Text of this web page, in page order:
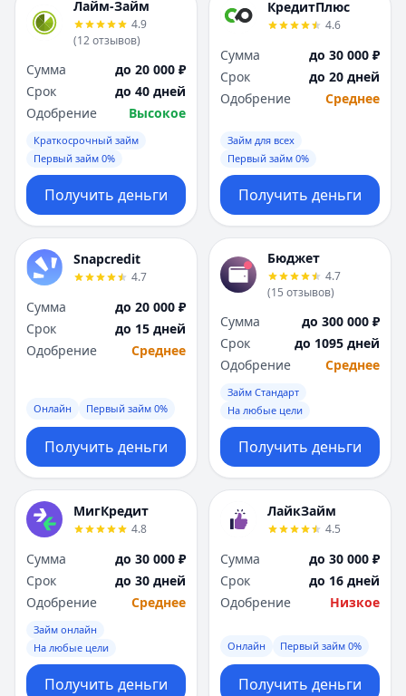
Лайм-Займ
4.9
(12отзывов)
Сумма
до 20 000 ₽
Срок
до 40 дней
Одобрение
Высокое
Краткосрочный займ
Первый займ 0%
Получить деньги
КредитПлюс
4.6
Сумма
до 30 000 ₽
Срок
до 20 дней
Одобрение
Среднее
Займ для всех
Первый займ 0%
Получить деньги
Snapcredit
4.7
Сумма
до 20 000 ₽
Срок
до 15 дней
Одобрение
Среднее
Онлайн Первый займ 0%
Получить деньги
Бюджет
4.7
(15 отзывов)
Сумма
до 300 000 ₽
Срок
до 1095 дней
Одобрение
Среднее
Займ Стандарт
На любые цели
Получить деньги
МигКредит
4.8
Сумма
до 30 000 ₽
Срок
до 30 дней
Одобрение
Среднее
Займ онлайн
На любые цели
Получить деньги
ЛайкЗайм
4.5
Сумма
до 30 000 ₽
Срок
до 16 дней
Одобрение
Низкое
Онлайн Первый займ 0%
Получить деньги